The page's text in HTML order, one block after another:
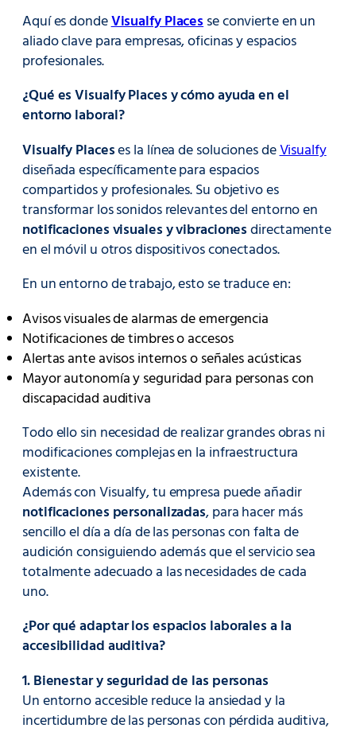
Aquí es dondeVisualfy Placesse convierte en un
aliado clave para empresas, oficinas y espacios
profesionales.
¿Qué es Visualfy Places y cómo ayuda en el
entorno laboral?
Visualfy Placeses la línea de soluciones deVisualfy
diseñada específicamente para espacios
compartidos y profesionales. Su objetivo es
transformar los sonidos relevantes del entorno en
notificaciones visuales y vibracionesdirectamente
en el móvil u otros dispositivos conectados.
En un entorno de trabajo, esto se traduce en:
Avisos visuales de alarmas de emergencia
Notificaciones de timbres o accesos
Alertas ante avisos internos o señales acústicas
Mayor autonomía y seguridad para personas con
discapacidad auditiva
Todo ello sin necesidad de realizar grandes obras ni
modificaciones complejas en la infraestructura
existente.
Además con Visualfy, tu empresa puede añadir
notificaciones personalizadas, para hacer más
sencillo el día a día de las personas con falta de
audición consiguiendo además que el servicio sea
totalmente adecuado a las necesidades de cada
uno.
¿Por qué adaptar los espacios laborales a la
accesibilidad auditiva?
1. Bienestar y seguridad de las personas
Un entorno accesible reduce la ansiedad y la
incertidumbre de las personas con pérdida auditiva,